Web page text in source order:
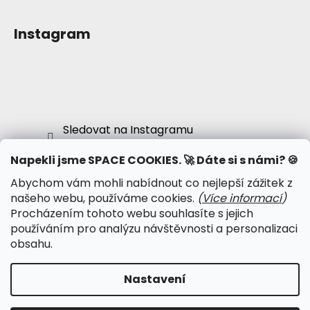
Napekli jsme SPACE COOKIES. 🚀 Dáte si s námi? 🍪
Abychom vám mohli nabídnout co nejlepší zážitek z
našeho webu, používáme cookies. (Více informací)
Procházením tohoto webu souhlasíte s jejich
používáním pro analýzu návštěvnosti a personalizaci
obsahu.
Nastavení
Instagram
Sledovat na Instagramu
● Obchodní podmínky
● Podmínky ochrany osobních údajů
● Kalendář psy-událostí
Vytvořil Shoptet